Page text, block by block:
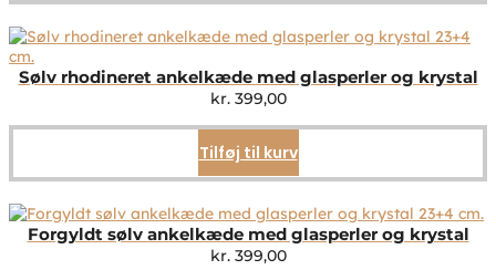
Sølv rhodineret ankelkæde med glasperler og krystal
kr.399,00
Tilføj til kurv
Forgyldt sølv ankelkæde med glasperler og krystal
kr.399,00